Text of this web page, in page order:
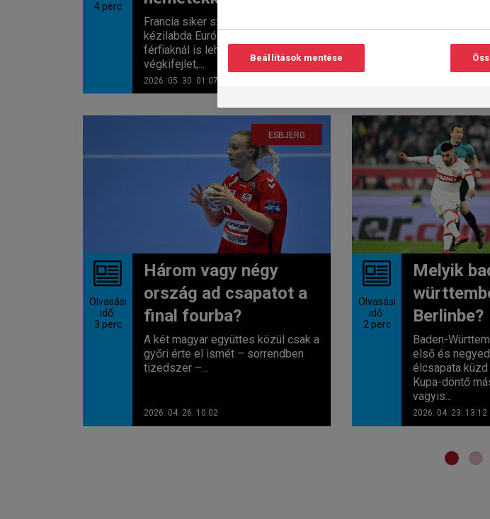
4 perc
Francia siker született a női
kézilabda Európa-ligában. Elvileg a
férfiaknál is lehetséges ez a
végkifejlet,...
2026. 05. 30. 01:07
nemzetküzi
ESBJERG
Olvasási
idő:
3 perc
Három vagy négy
ország ad csapatot a
final fourba?
A két magyar együttes közül csak a
győri érte el ismét – sorrendben
tizedszer –...
2026. 04. 26. 10:02
Olvasási
idő:
2 perc
Melyik
Berlinbe?
Baden-
első és
élcsapata
Kupa-döntő
vagyis...
2026. 04. 23. 13:12
Beállítások mentése